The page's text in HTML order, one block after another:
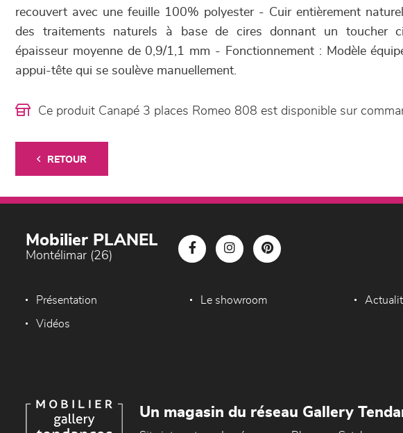
recouvert avec une feuille 100% polyester - Cuir entièrement
des traitements naturels à base de cires donnant un toucher
épaisseur moyenne de 0,9/1,1 mm - Fonctionnement : Modèle
appui-tête qui se soulève manuellement.
Ce produit Canapé 3 places Romeo 808 est disponible sur
RETOUR
Mobilier PLANEL
Montélimar (26)
Présentation Le showroom
Vidéos
Un magasin du réseau Gallery